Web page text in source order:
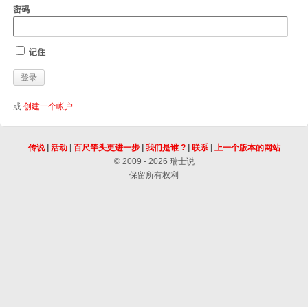
密码
记住
或 创建一个帐户
传说| 活动| 百尺竿头更进一步| 我们是谁 ?| 联系| 上一个版本的网站
© 2009 - 2026 瑞士说
保留所有权利